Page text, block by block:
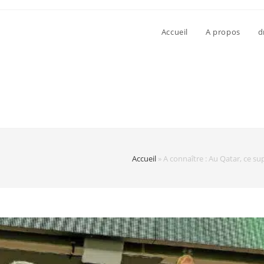
Accueil A propos
Accueil » A connaître : Au Qatar, ce